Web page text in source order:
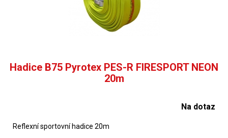
Hadice B75 Pyrotex PES-R FIRESPORT NEON
20m
Na dotaz
Reflexní sportovní hadice 20m